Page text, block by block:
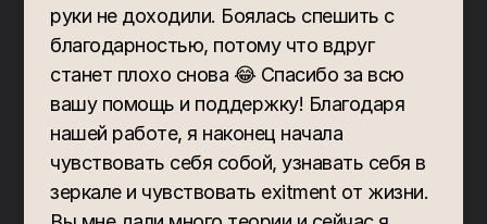
руки не доходили. Боялась спешить с
благодарностью, потому что вдруг
станет плохо снова 😂 Спасибо за всю
вашу помощь и поддержку! Благодаря
нашей работе, я наконец начала
чувствовать себя собой, узнавать себя в
зеркале и чувствовать exitment от жизни.